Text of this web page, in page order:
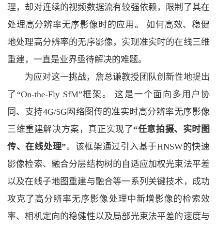
理，却对连续的视频数据流有较强依赖，限制了其在
处理高分辨率无序影像时的应用。 如何高效、稳健
地处理高分辨率的无序影像，实现准实时的在线三维
重建，一直是业界亟待解决的难题。
为应对这一挑战，詹总谦教授团队创新性地提出
了“On-the-Fly SfM”框架。 这是一个面向多用户协
同、支持4G/5G网络图传的准实时高分辨率无序影像
三维重建解决方案，真正实现了“任意拍摄、实时图
传、在线处理”。该框架通过引入基于HNSW的快速
影像检索、融合分层结构树的自适应加权光束法平差
以及在线子地图重建与融合等一系列关键技术，成功
攻克了高分辨率无序影像处理中新增影像的检索效
率、相机定向的稳健性以及局部光束法平差的速度与